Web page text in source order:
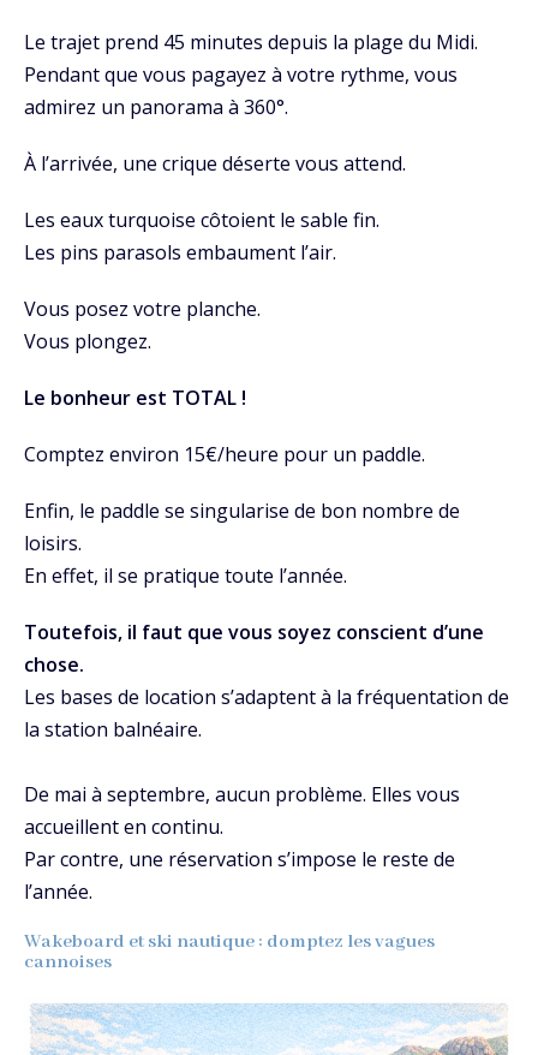
Le trajet prend 45 minutes depuis la plage du Midi.
Pendant que vous pagayez à votre rythme, vous
admirez un panorama à 360°.
À l’arrivée, une crique déserte vous attend.
Les eaux turquoise côtoient le sable fin.
Les pins parasols embaument l’air.
Vous posez votre planche.
Vous plongez.
Le bonheur est TOTAL !
Comptez environ 15€/heure pour un paddle.
Enfin, le paddle se singularise de bon nombre de
loisirs.
En effet, il se pratique toute l’année.
Toutefois, il faut que vous soyez conscient d’une
chose.
Les bases de location s’adaptent à la fréquentation de
la station balnéaire.
De mai à septembre, aucun problème. Elles vous
accueillent en continu.
Par contre, une réservation s’impose le reste de
l’année.
Wakeboard et ski nautique : domptez les vagues
cannoises